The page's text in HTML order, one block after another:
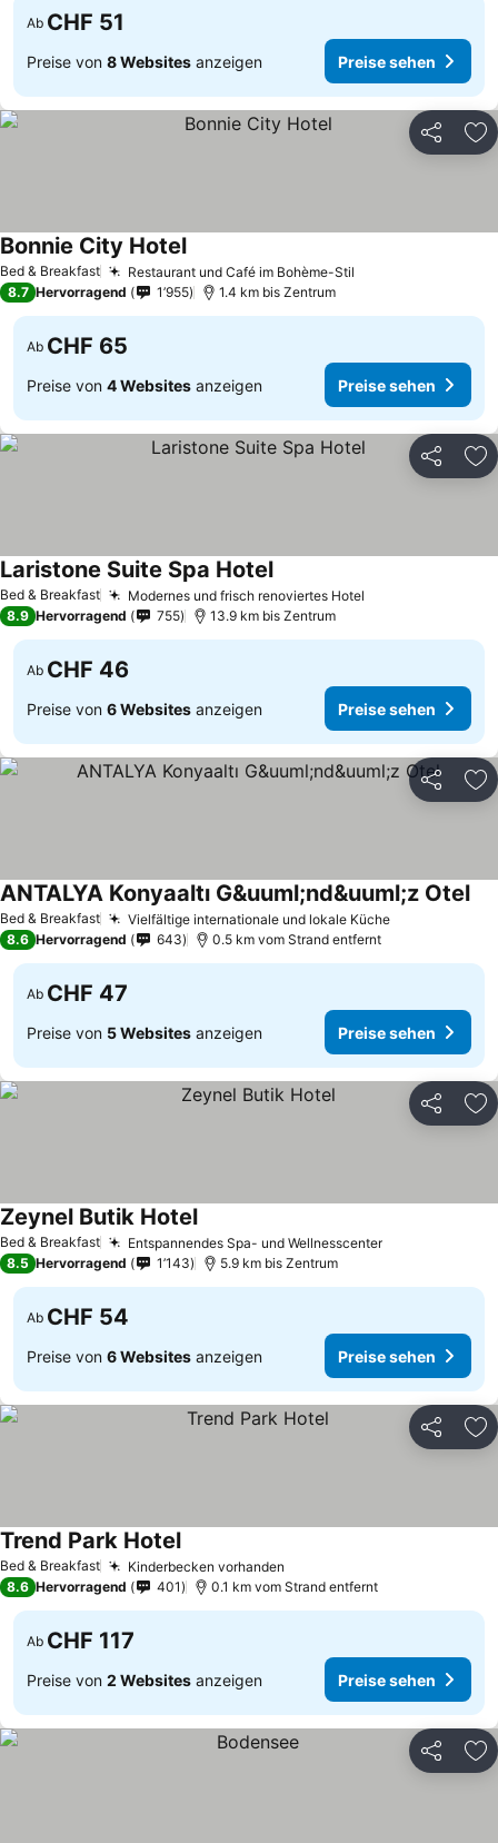
Ab CHF 51
Preise von 8 Websites anzeigen Preise sehen
Teilen
Bed & Breakfast Restaurant und Café im Bohème-Stil
Bonnie City Hotel
8.7 Hervorragend 1’955 1.4 km bis Zentrum
Ab CHF 65
Preise von 4 Websites anzeigen Preise sehen
Teilen
Bed & Breakfast Modernes und frisch renoviertes Hotel
Laristone Suite Spa Hotel
8.9 Hervorragend 755 13.9 km bis Zentrum
Ab CHF 46
Preise von 6 Websites anzeigen Preise sehen
Teilen
Bed & Breakfast Vielfältige internationale und lokale Küche
ANTALYA Konyaaltı G&uuml;nd&uuml;z Otel
8.6 Hervorragend 643 0.5 km vom Strand entfernt
Ab CHF 47
Preise von 5 Websites anzeigen Preise sehen
Teilen
Bed & Breakfast Entspannendes Spa- und Wellnesscenter
Zeynel Butik Hotel
8.5 Hervorragend 1’143 5.9 km bis Zentrum
Ab CHF 54
Preise von 6 Websites anzeigen Preise sehen
Teilen
Bed & Breakfast Kinderbecken vorhanden
Trend Park Hotel
8.6 Hervorragend 401 0.1 km vom Strand entfernt
Ab CHF 117
Preise von 2 Websites anzeigen Preise sehen
Teilen